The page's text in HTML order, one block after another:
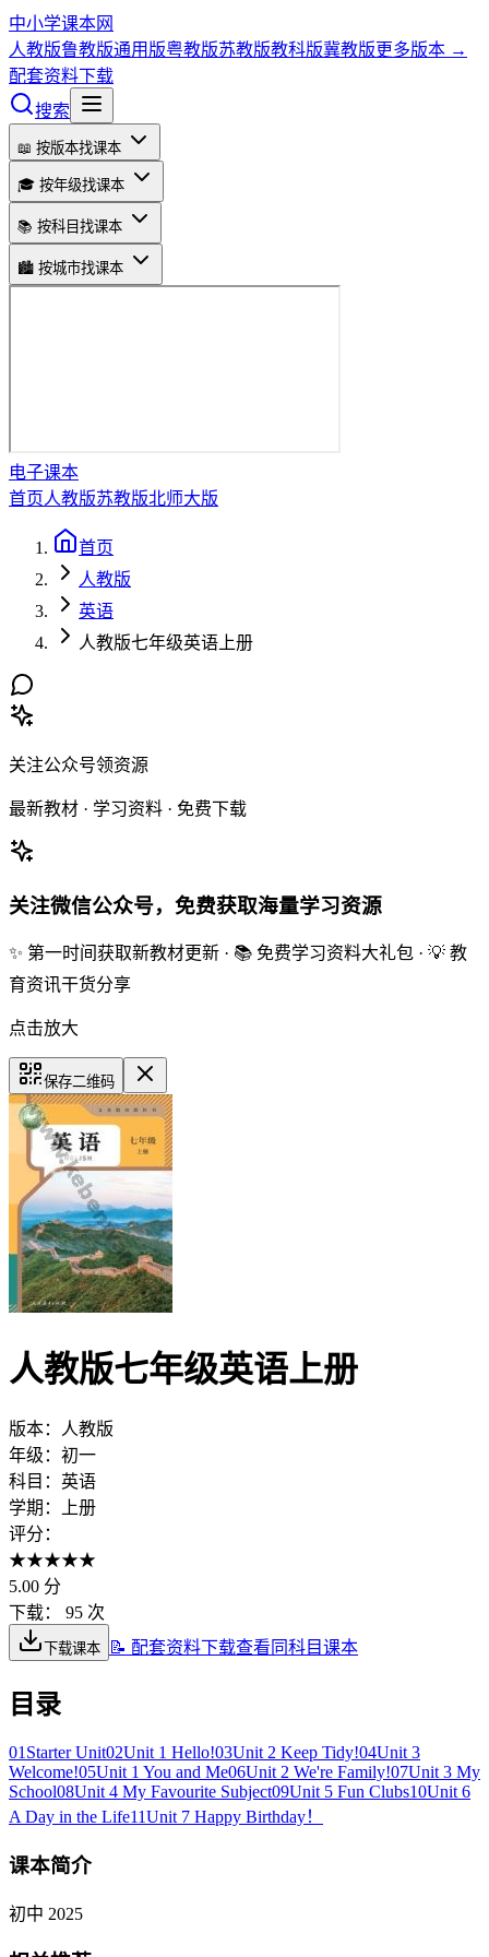
中小学课本网
人教版鲁教版通用版粤教版苏教版教科版冀教版更多版本 →
配套资料下载
搜索
📖 按版本找课本
🎓 按年级找课本
📚 按科目找课本
🏙️ 按城市找课本
电子课本
首页人教版苏教版北师大版
首页
人教版
英语
人教版七年级英语上册
关注公众号领资源
最新教材 · 学习资料 · 免费下载
关注微信公众号，免费获取海量学习资源
✨ 第一时间获取新教材更新 · 📚 免费学习资料大礼包 · 💡 教
育资讯干货分享
点击放大
保存二维码
人教版七年级英语上册
版本：
人教版
年级： 初一
科目： 英语
学期：
上册
评分：
★★★★★
5.00 分
下载：
95 次
下载课本 📝 配套资料下载查看同科目课本
目录
01 Starter Unit02Unit 1 Hello!03Unit 2 Keep Tidy!04Unit 3
Welcome!05Unit 1 You and Me06Unit 2 We're Family!07Unit 3 My
School08Unit 4 My Favourite Subject09Unit 5 Fun Clubs10Unit 6
A Day in the Life11Unit 7 Happy Birthday！
课本简介
初中 2025